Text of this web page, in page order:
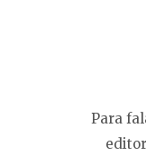
Para